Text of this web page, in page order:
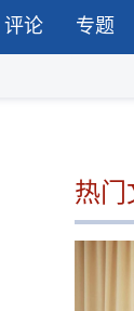
评论 专题
热门